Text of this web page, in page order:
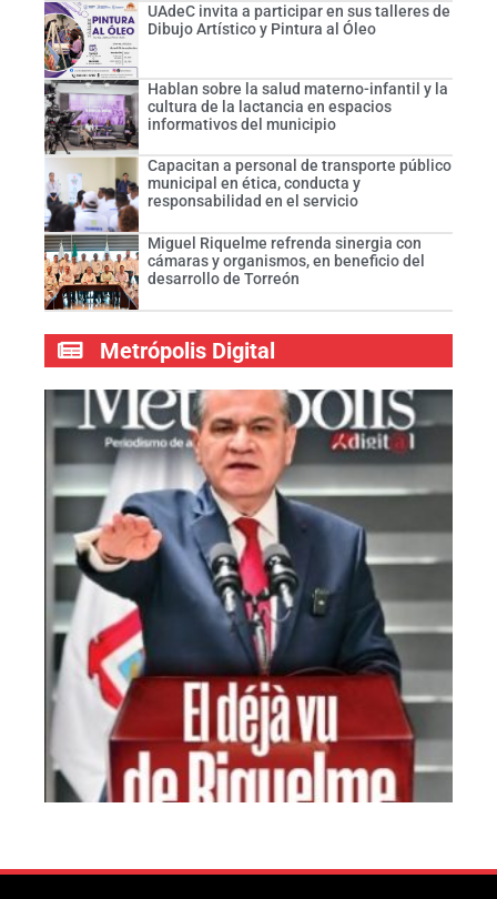
UAdeC invita a participar en sus talleres de
Dibujo Artístico y Pintura al Óleo
Hablan sobre la salud materno-infantil y la
cultura de la lactancia en espacios
informativos del municipio
Capacitan a personal de transporte público
municipal en ética, conducta y
responsabilidad en el servicio
Miguel Riquelme refrenda sinergia con
cámaras y organismos, en beneficio del
desarrollo de Torreón
Metrópolis Digital